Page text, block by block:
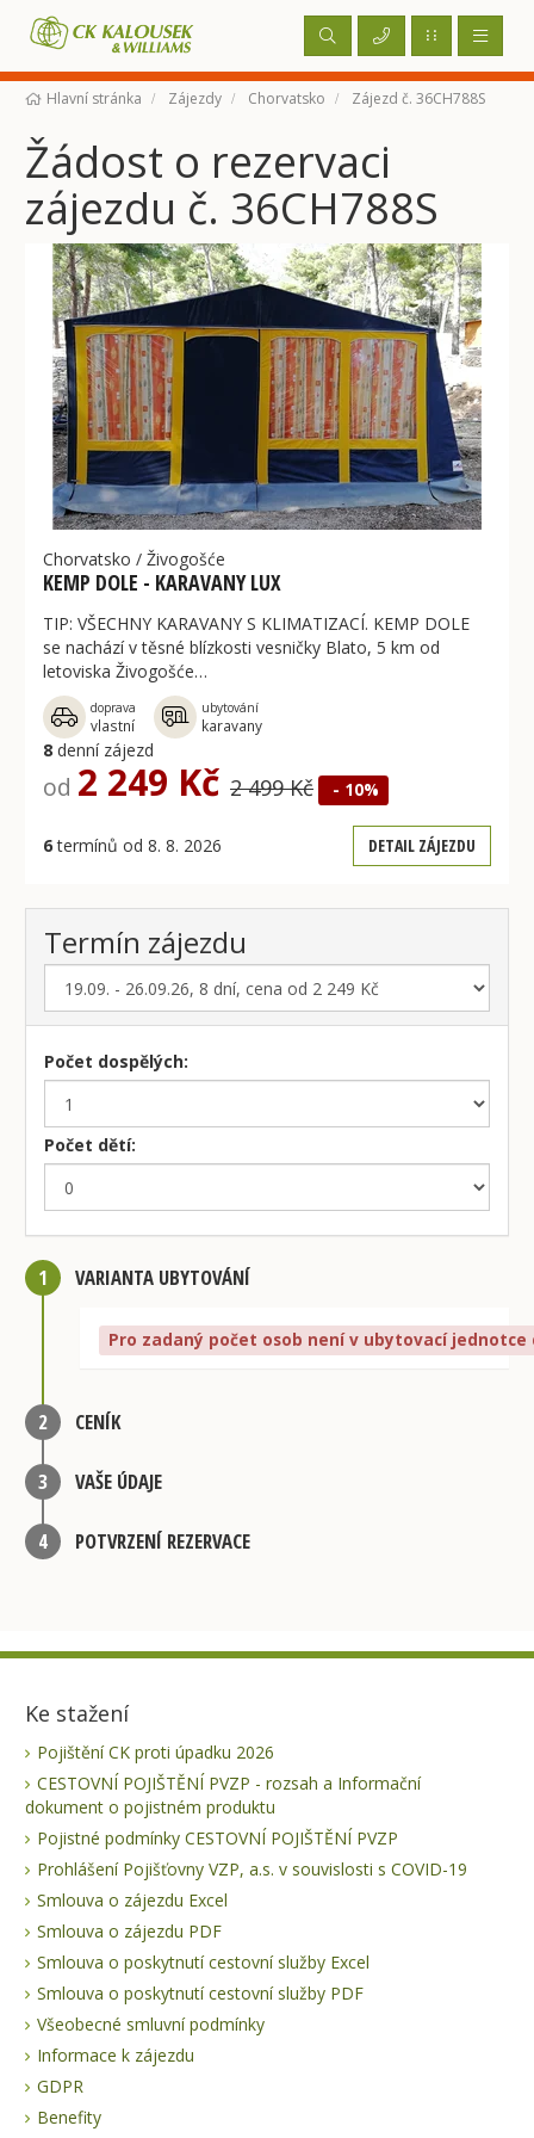
Hlavní stránka Zájezdy Chorvatsko Zájezd č. 36CH788S
Žádost o rezervaci
zájezdu č. 36CH788S
Chorvatsko / Živogošće
KEMP DOLE - KARAVANY LUX
TIP: VŠECHNY KARAVANY S KLIMATIZACÍ. KEMP DOLE
se nachází v těsné blízkosti vesničky Blato, 5 km od
letoviska Živogošće…
doprava
vlastní
ubytování
karavany
8 denní zájezd
od 2 249 Kč 2 499 Kč - 10%
6termínů od 8. 8. 2026 DETAIL ZÁJEZDU
Termín zájezdu
Počet dospělých:
Počet dětí:
1 VARIANTA UBYTOVÁNÍ
Pro zadaný počet osob není v ubytovací
2 CENÍK
3 VAŠE ÚDAJE
4 POTVRZENÍ REZERVACE
Ke stažení
Pojištění CK proti úpadku 2026
CESTOVNÍ POJIŠTĚNÍ PVZP - rozsah a Informační
dokument o pojistném produktu
Pojistné podmínky CESTOVNÍ POJIŠTĚNÍ PVZP
Prohlášení Pojišťovny VZP, a.s. v souvislosti s COVID-19
Smlouva o zájezdu Excel
Smlouva o zájezdu PDF
Smlouva o poskytnutí cestovní služby Excel
Smlouva o poskytnutí cestovní služby PDF
Všeobecné smluvní podmínky
Informace k zájezdu
GDPR
Benefity